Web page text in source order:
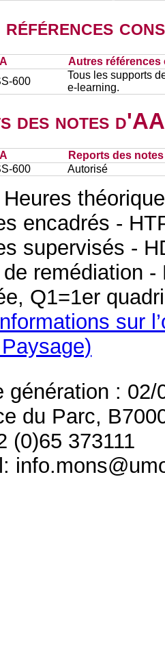
Autres références
600
Tous les supports
e-learning.
des notes
Reports des
600
Autorisé
encadrés -
supervisés -
remédiation
Q1=1er
sur
génération : 02/
du Parc,
(0)65 373111